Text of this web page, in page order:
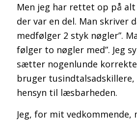
Men jeg har rettet op på
der var en del. Man skriver
medfølger 2 styk nøgler”.
følger to nøgler med”. Jeg
sætter nogenlunde
bruger
hensyn til læsbarheden.
Jeg, for mit vedkommende,